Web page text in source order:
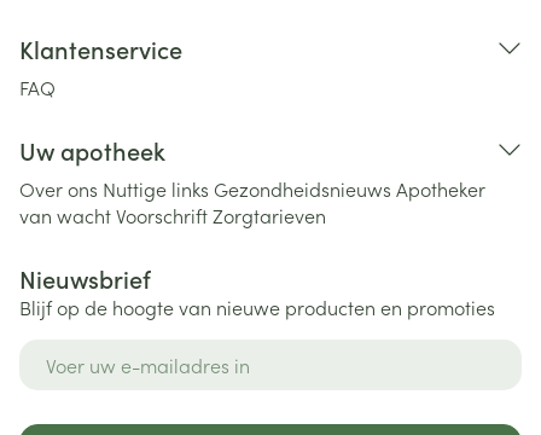
Klantenservice
FAQ
Uw apotheek
Over ons Nuttige links Gezondheidsnieuws Apotheker
van wachtVoorschriftZorgtarieven
Nieuwsbrief
Blijf op de hoogte van nieuwe producten en promoties